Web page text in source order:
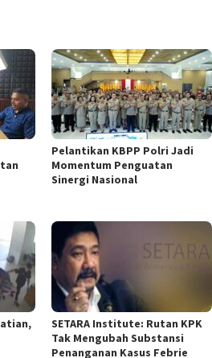
Pelantikan KBPP Polri Jadi
Momentum Penguatan
Sinergi Nasional
SETARA Institute: Rutan KPK
Tak Mengubah Substansi
Penanganan Kasus Febrie